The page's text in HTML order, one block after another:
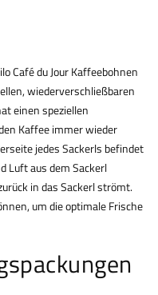
Café du Jour Kaffeebohnen
wiederverschließbaren
einen speziellen
Kaffee immer wieder
jedes Sackerls befindet
Luft aus dem Sackerl
in das Sackerl strömt.
um die optimale Frische